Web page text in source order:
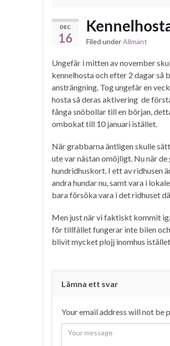
DEC
16 Filed underAllmänt
Ungefär i mitten av november
kennelhosta och efter 2 dagar så
ansträngning. Tog ungefär en
hosta så deras aktivering de
fånga snöbollar till en början,
ombokat till 10 januari istället.
När grabbarna äntligen skulle
ute var nästan omöjligt. Nu när
hundridhuskort. I ett av ridhusen
andra hundar nu, samt vara i
bara försöka vara i det ridhuset
Men just när vi faktiskt kommit
för tillfället fungerar inte bilen
blivit mycket plojj inomhus
Lämna ett svar
Your email address will not be